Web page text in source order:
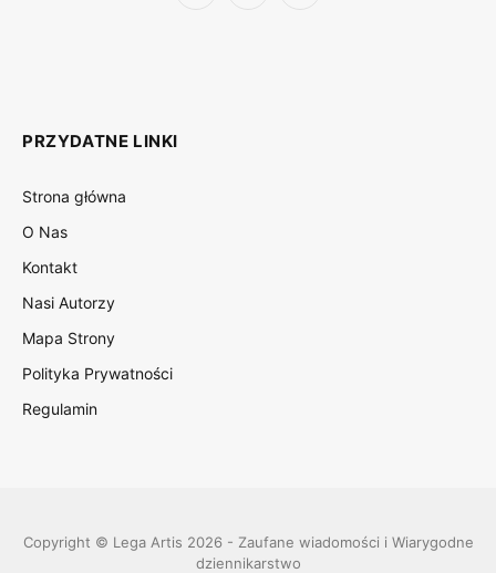
PRZYDATNE LINKI
Strona główna
O Nas
Kontakt
Nasi Autorzy
Mapa Strony
Polityka Prywatności
Regulamin
Copyright © Lega Artis 2026 - Zaufane wiadomości i Wiarygodne
dziennikarstwo